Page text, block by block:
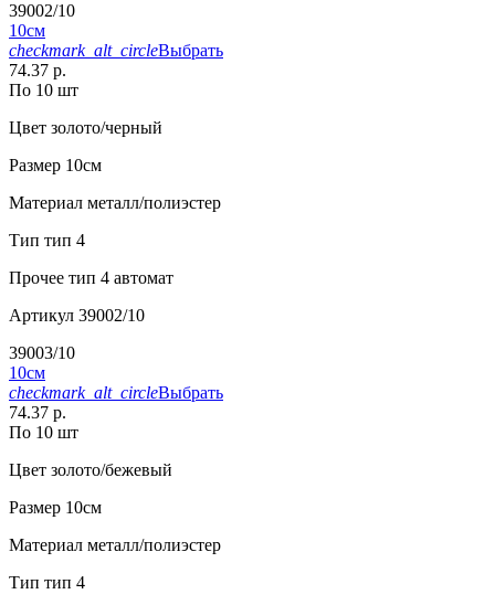
39002/10
10см
checkmark_alt_circleВыбрать
74.37 р.
По 10 шт
Цвет золото/черный
Размер 10см
Материал металл/полиэстер
Тип тип 4
Прочее тип 4 автомат
Артикул 39002/10
39003/10
10см
checkmark_alt_circleВыбрать
74.37 р.
По 10 шт
Цвет золото/бежевый
Размер 10см
Материал металл/полиэстер
Тип тип 4